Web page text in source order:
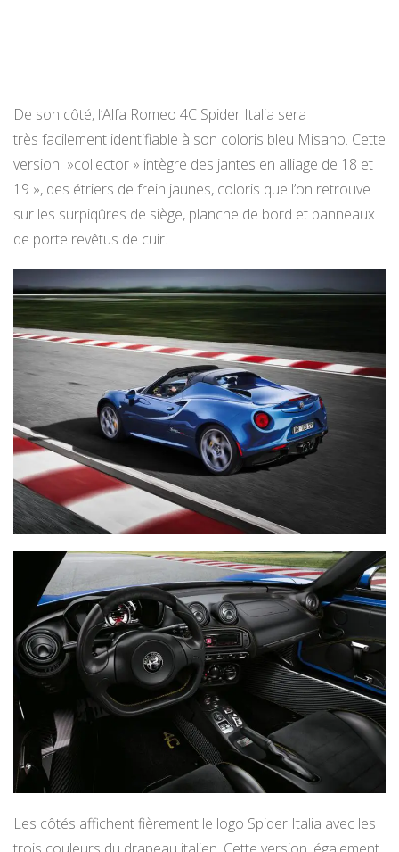
De son côté, l’Alfa Romeo 4C Spider Italia sera
très facilement identifiable à son coloris bleu Misano. Cette
version »collector » intègre des jantes en alliage de 18 et
19 », des étriers de frein jaunes, coloris que l’on retrouve
sur les surpiqûres de siège, planche de bord et panneaux
de porte revêtus de cuir.
Les côtés affichent fièrement le logo Spider Italia avec les